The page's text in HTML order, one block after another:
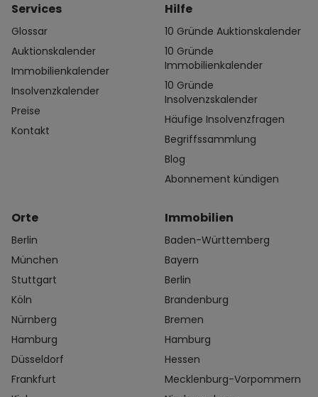
Services
Glossar
Auktionskalender
Immobilienkalender
Insolvenzkalender
Preise
Kontakt
Hilfe
10 Gründe Auktionskalender
10 Gründe
Immobilienkalender
10 Gründe
Insolvenzskalender
Häufige Insolvenzfragen
Begriffssammlung
Blog
Abonnement kündigen
Orte
Berlin
München
Stuttgart
Köln
Nürnberg
Hamburg
Düsseldorf
Frankfurt
Immobilien
Baden-Württemberg
Bayern
Berlin
Brandenburg
Bremen
Hamburg
Hessen
Mecklenburg-Vorpommern